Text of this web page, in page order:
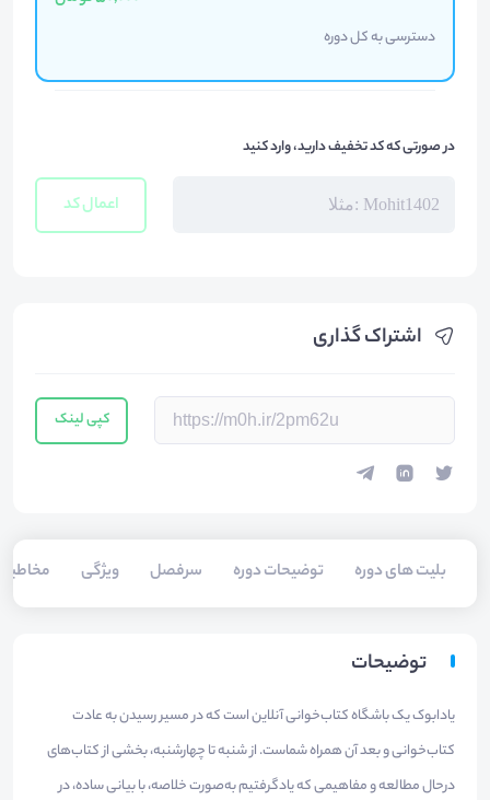
اشتراک گذاری
کپی لینک
بلیت های دوره توضیحات دوره سرفصل ویژگی
دسترسی به کل دوره
در صورتی که کد تخفیف دارید، وارد کنید
اعمال کد
توضیحات
یادابوک یک باشگاه کتاب‌خوانی آنلاین است که در مسیر رسیدن به عادت
کتاب‌خوانی و بعد آن همراه شماست. از شنبه تا چهارشنبه، بخشی از کتاب‌‌های
درحال مطالعه و مفاهیمی که یادگرفتیم به‌صورت خلاصه، با بیانی ساده، در